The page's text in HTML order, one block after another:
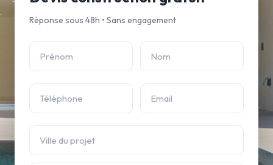
Réponse sous 48h • Sans engagement